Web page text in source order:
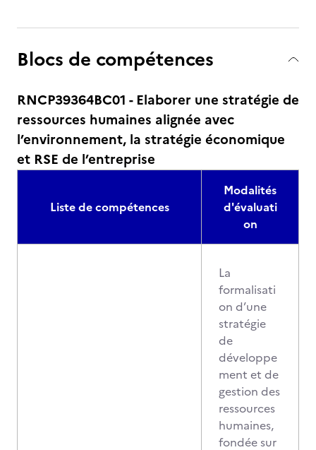
Blocs de compétences
RNCP39364BC01 - Elaborer une stratégie de
ressources humaines alignée avec
l’environnement, la stratégie économique
et RSE de l’entreprise
Liste de compétences
Modalités
d'évaluati
on
La
formalisati
on d’une
stratégie
de
développe
ment et de
gestion des
ressources
humaines,
fondée sur